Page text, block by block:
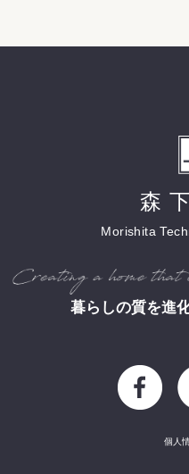
森
Morishita
暮らしの質を進
個人